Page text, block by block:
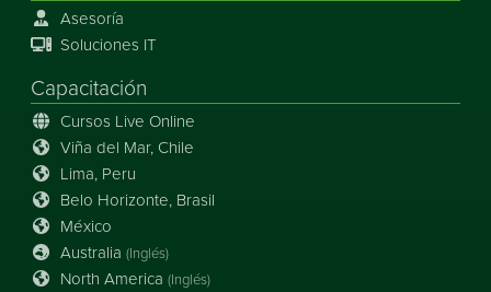
Asesoría
Soluciones IT
Capacitación
Cursos Live Online
Viña del Mar, Chile
Lima, Peru
Belo Horizonte, Brasil
México
Australia (Inglés)
North America (Inglés)